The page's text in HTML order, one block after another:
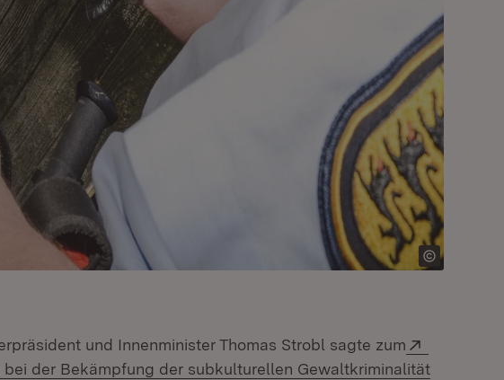
und Innenminister Thomas Strobl sagte zum
der Bekämpfung der subkulturellen Gewaltkriminalität